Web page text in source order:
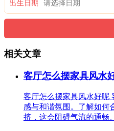
出生日期
相关文章
客厅怎么摆家具风水
客厅怎么摆家具风水好呢
感与和谐氛围。了解如何
挤，这会阻碍气流的通畅